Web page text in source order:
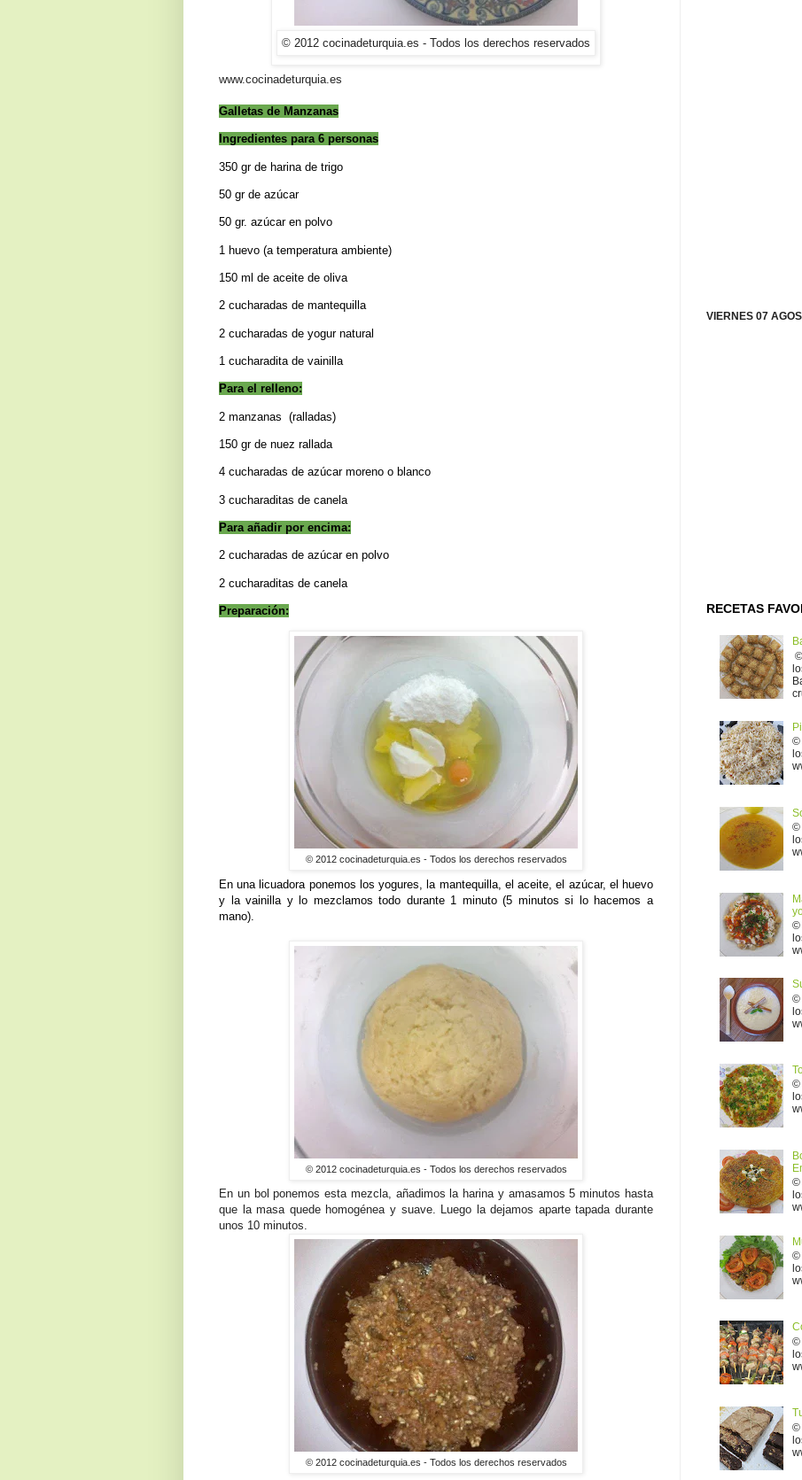
© 2012 cocinadeturquia.es - Todos los derechos reservados
www.cocinadeturquia.es
Galletas de Manzanas
Ingredientes para 6 personas
350 gr de harina de trigo
50 gr de azúcar
50 gr. azúcar en polvo
1 huevo (a temperatura ambiente)
150 ml de aceite de oliva
2 cucharadas de mantequilla
2 cucharadas de yogur natural
1 cucharadita de vainilla
Para el relleno:
2 manzanas (ralladas)
150 gr de nuez rallada
4 cucharadas de azúcar moreno o blanco
3 cucharaditas de canela
Para añadir por encima:
2 cucharadas de azúcar en polvo
2 cucharaditas de canela
Preparación:
© 2012 cocinadeturquia.es - Todos los derechos reservados
En una licuadora ponemos los yogures, la mantequilla, el aceite, el azúcar, el huevo
y la vainilla y lo mezclamos todo durante 1 minuto (5 minutos si lo hacemos a
mano).
© 2012 cocinadeturquia.es - Todos los derechos reservados
En un bol ponemos esta mezcla, añadimos la harina y amasamos 5 minutos hasta
que la masa quede homogénea y suave. Luego la dejamos aparte tapada durante
unos 10 minutos.
© 2012 cocinadeturquia.es - Todos los derechos reservados
VIERNES 07
RECETAS
©
©
©
©
©
©
©
©
©